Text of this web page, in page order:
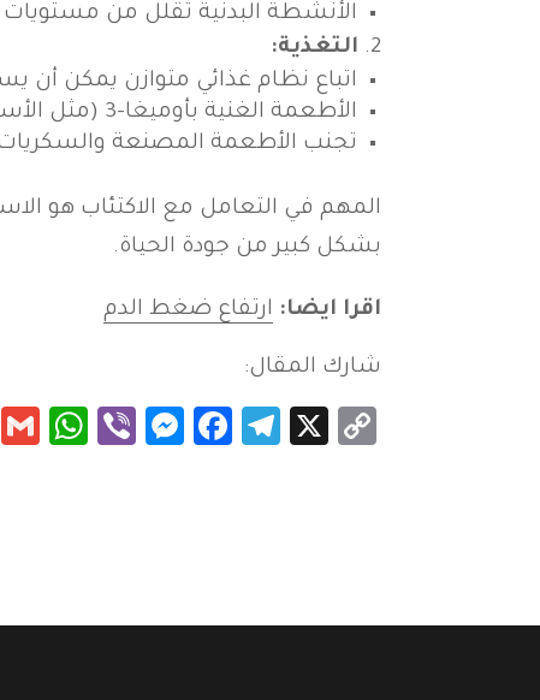
الأنشطة البدنية تقلل من مستويات
التغذية:
اتباع نظام غذائي متوازن يمكن
الأطعمة الغنية بأوميغا-3 (مثل الأسماك الدهنية) وفيتامين د تساعد في تحسين المزاج.
تجنب الأطعمة المصنعة والسكريات
المهم في التعامل مع الاكتئاب هو
بشكل كبير من جودة الحياة.
اقرا ايضا: ارتفاع ضغط الدم
شارك المقال:
Copy
X
Telegram
Facebook
Viber